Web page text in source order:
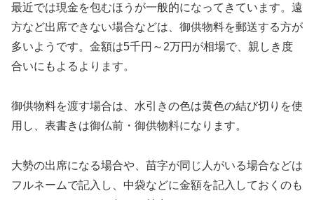
最近では現金を包むほうが一般的になってきています。遠
方など出席できない場合などは、御供物料を郵送する方が
多いようです。金額は5千円～2万円が相場で、親しき度
合いにもよるよります。
御供物料を渡す場合は、水引きの色は黄色の結び切りを使
用し、表書きは御仏前・御供物料になります。
大勢の出席になる場合や、苗字が同じ人がいる場合などは
フルネームで記入し、中袋などに金額を記入しておくのも